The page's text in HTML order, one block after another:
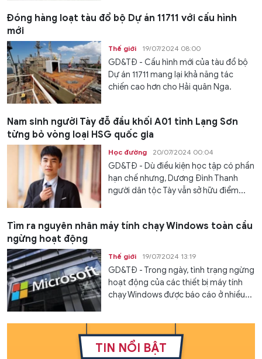
Đóng hàng loạt tàu đổ bộ Dự án 11711 với cấu hình
mới
Thế giới 19/07/2024 08:00
GD&TĐ - Cấu hình mới của tàu đổ bộ
Dự án 11711 mang lại khả năng tác
chiến cao hơn cho Hải quân Nga.
Nam sinh người Tày đỗ đầu khối A01 tỉnh Lạng Sơn
từng bỏ vòng loại HSG quốc gia
Học đường 20/07/2024 00:04
GD&TĐ - Dù điều kiện học tập có phần
hạn chế nhưng, Dương Đình Thanh
người dân tộc Tày vẫn sở hữu điểm...
Tìm ra nguyên nhân máy tính chạy Windows toàn cầu
ngừng hoạt động
Thế giới 19/07/2024 13:19
GD&TĐ - Trong ngày, tình trạng ngừng
hoạt động của các thiết bị máy tính
chạy Windows được báo cáo ở nhiều...
TIN NỔI BẬT